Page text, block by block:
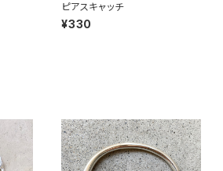
ピアスキャッチ
¥330